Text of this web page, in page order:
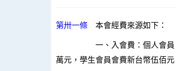
第卅一條 本會經費來源如下：
一、入會費：個人會員（含
萬元，學生會員會費新台幣伍佰